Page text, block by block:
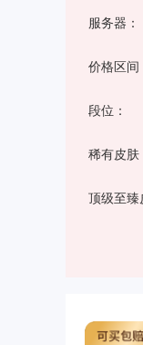
服务器：
价格区间
段位：
稀有皮肤
顶级至臻